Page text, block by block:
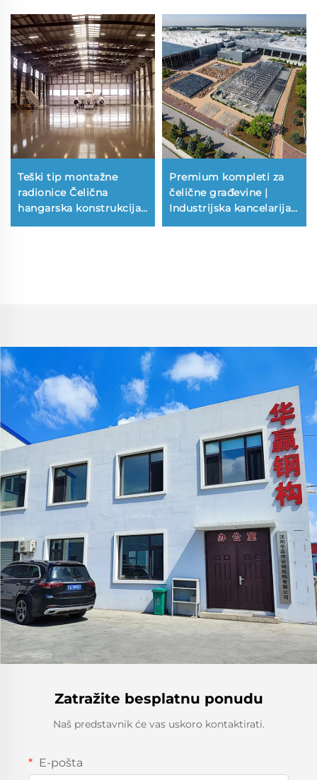
Teški tip montažne
radionice Čelična
hangarska konstrukcija
Čelična industrijska
Premium kompleti za
čelične građevine |
Industrijska kancelarija i
skladišta | Troškovi
Zatražite besplatnu ponudu
Naš predstavnik će vas uskoro kontaktirati.
E-pošta